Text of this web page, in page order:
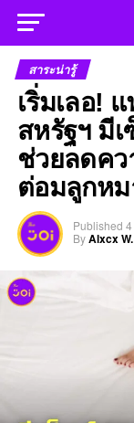
สาระน่ารู้
เริ่มเลอ!
สหรัฐฯ มี
ช่วยลดคว
ต่อมลูกหม
Published
ByAlxcx W.